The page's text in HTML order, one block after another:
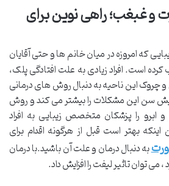
و غبغب؛ راهی نوین برای
که امروزه در میان خانم‌ ها و حتی آقایان
است. افراد زیادی به علت افتادگی پلک،
این ناحیه به دنبال روش‌ های درمانی
سن این مشکلات را بیشتر می کند و روش
را پزشکان متخصص زیبایی به افراد
بهتر است قبل از هرگونه اقدام برای
به دنبال درمان و علت آن باشید.با درمان
می ‌توان تاثیر لیفت را افزایش داد.